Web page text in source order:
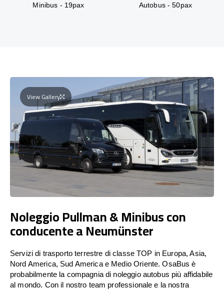
Minibus - 19pax Autobus - 50pax
View Gallery
Noleggio Pullman & Minibus con
conducente a Neumünster
Servizi di trasporto terrestre di classe TOP in Europa, Asia,
Nord America, Sud America e Medio Oriente. OsaBus è
probabilmente la compagnia di noleggio autobus più affidabile
al mondo. Con il nostro team professionale e la nostra